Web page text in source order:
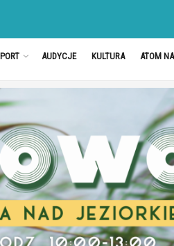
AUDYCJE KULTURA ATOM